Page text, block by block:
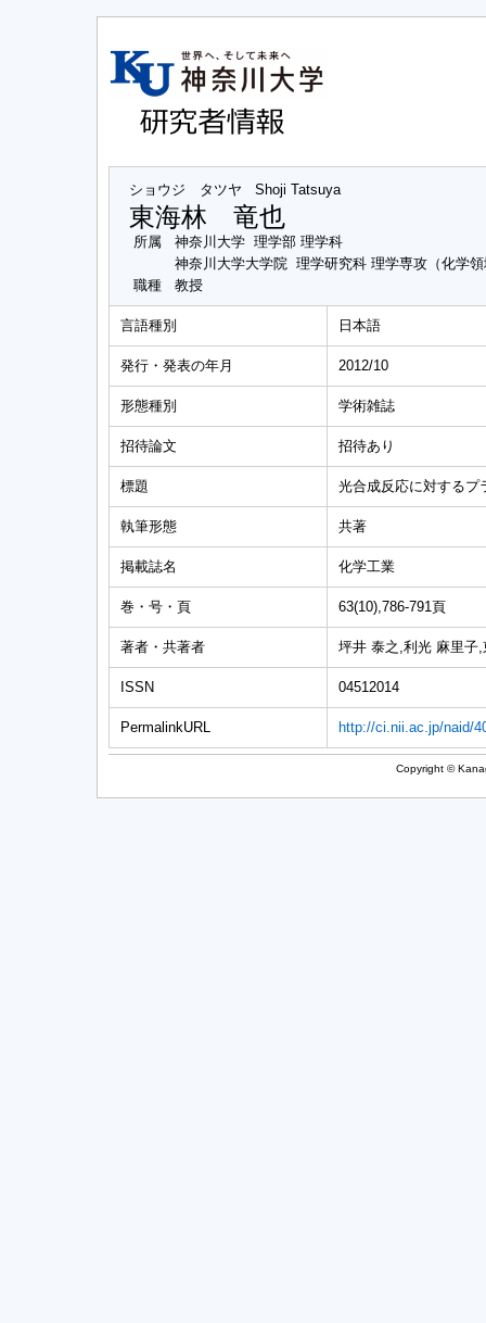
ショウジ タツヤ Shoji Tatsuya
東海林 竜也
所属
神奈川大学 理学部 理学科
神奈川大学大学院 理学研究科 理学専攻（化学
職種
教授
言語種別 日本語
発行・発表の年月 2012/10
形態種別 学術雑誌
招待論文 招待あり
標題 光合成反応に対するプ
執筆形態 共著
掲載誌名 化学工業
巻・号・頁 63(10),786-791頁
著者・共著者 坪井 泰之,利光 麻里子
ISSN 04512014
PermalinkURL http://ci.nii.ac.jp/naid/
Copyright ©